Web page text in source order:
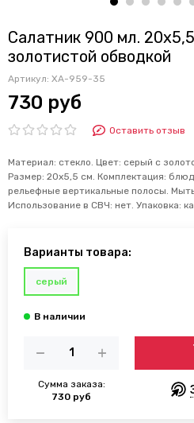
Салатник 900 мл.
золотистой обводкой
Артикул: XA-959-35
730 руб
Оставить отзыв
Материал: стекло. Цвет: серый с
Размер: 20х5,5 см. Комплектация:
рельефные вертикальные полосы.
Использование в СВЧ: нет. Упаковка:
Варианты товара:
серый
Сумма заказа:
730 руб